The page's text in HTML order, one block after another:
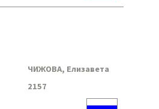
ЧИЖОВА, Елизавета
2157